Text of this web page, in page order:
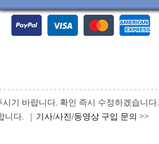
기 바랍니다. 확인 즉시 수정하겠습니다.
니다. | 기사/사진/동영상 구입 문의 >>